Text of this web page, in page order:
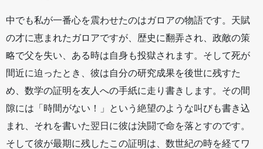
中でも私が一番心を震わせたのはガロアの物語です。天賦
の才に恵まれたガロアですが、歴史に翻弄され、政敵の策
略で父を失い、ある時は自身も投獄されます。そして死が
間近に迫ったとき、彼は自分の研究成果を後世に残すた
め、数学の証明を友人への手紙に走り書きします。その間
隙には「時間がない！」という絶望のような叫びも書き込
まれ、それを書いた翌日に彼は決闘で命を落とすのです。
そして彼が最期に残したこの証明は、数世紀の時を経てワ